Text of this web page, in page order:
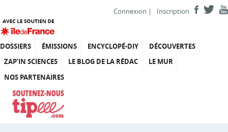
Connexion | Inscription
DOSSIERS ÉMISSIONS ENCYCLOPÉ-DIY
DÉCOUVERTES
ZAP’IN SCIENCES
LE BLOG DE LA RÉDAC
LE MUR
NOS PARTENAIRES